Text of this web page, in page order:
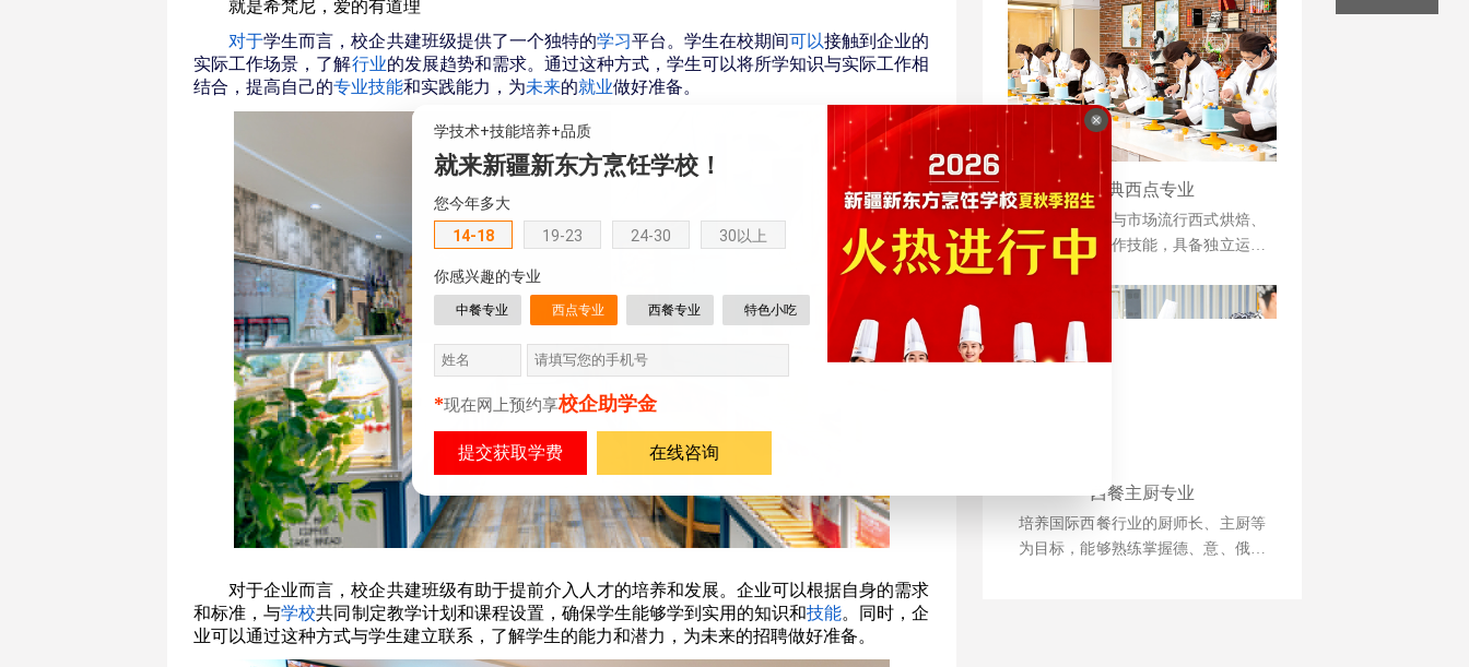
就是希梵尼，爱的有道理
对于学生而言，校企共建班级提供了一个独特的学习平台。学生在校期间可以接触到企业的
实际工作场景，了解行业的发展趋势和需求。通过这种方式，学生可以将所学知识与实际工作相
结合，提高自己的专业技能和实践能力，为未来的就业做好准备。
对于企业而言，校企共建班级有助于提前介入人才的培养和发展。企业可以根据自身的需求
和标准，与学校共同制定教学计划和课程设置，确保学生能够学到实用的知识和技能。同时，企
业可以通过这种方式与学生建立联系，了解学生的能力和潜力，为未来的招聘做好准备。
经典西点专业
掌握各类传统与市场流行西式烘焙、
甜点制品的操作技能，具备独立运营
管理与自主创业能力的复合型人才。
西餐主厨专业
培养国际西餐行业的厨师长、主厨等
为目标，能够熟练掌握德、意、俄等
学技术+技能培养+品质
就来新疆新东方烹饪学校！
您今年多大
14-18
19-23 24-30 30以上
你感兴趣的专业
中餐专业 西点专业 西餐专业 特色小吃
*现在网上预约享校企助学金
在线咨询